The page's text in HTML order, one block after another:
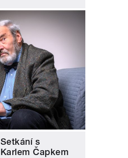
Setkání s
Karlem Čapkem